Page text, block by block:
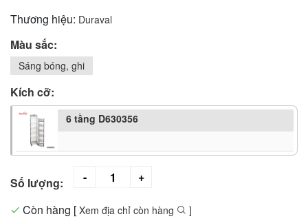
Thương hiệu: Duraval
Màu sắc:
Sáng bóng, ghi
Kích cỡ:
6 tầng D630356
Số lượng:
Còn hàng [ Xem địa chỉ còn hàng ]